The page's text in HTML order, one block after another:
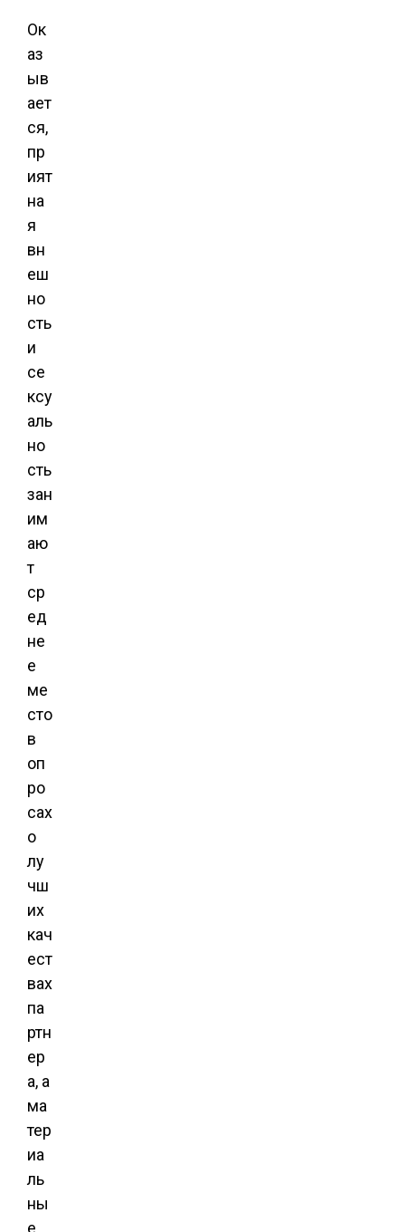
Ок
аз
ыв
ает
ся,
пр
ият
на
я
вн
еш
но
сть
и
се
ксу
аль
но
сть
зан
им
аю
т
ср
ед
не
е
ме
сто
в
оп
ро
сах
о
лу
чш
их
кач
ест
вах
па
ртн
ер
а, а
ма
тер
иа
ль
ны
е